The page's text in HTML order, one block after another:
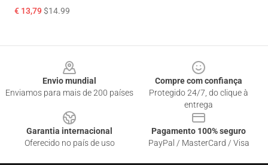
€ 13,79$14.99
Envio mundial
Enviamos para mais de 200 países
Compre com confiança
Protegido 24/7, do clique à
entrega
Garantia internacional
Oferecido no país de uso
Pagamento 100% seguro
PayPal / MasterCard / Visa